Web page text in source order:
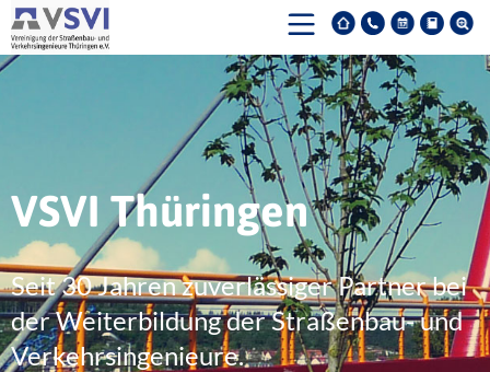
VSVI Thüringen
Seit 30 Jahren zuverlässiger Partner bei
der Weiterbildung der Straßenbau- und
Verkehrsingenieure.